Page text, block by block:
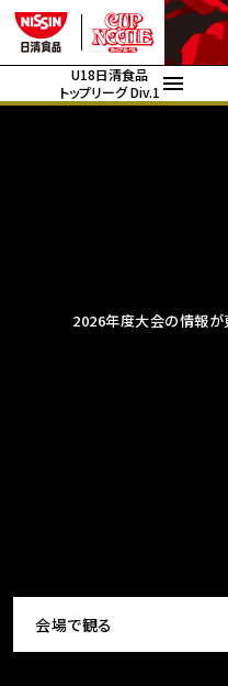
U18日清食品
トップリーグ Div.1
2026年度大会の情報が
会場で観る